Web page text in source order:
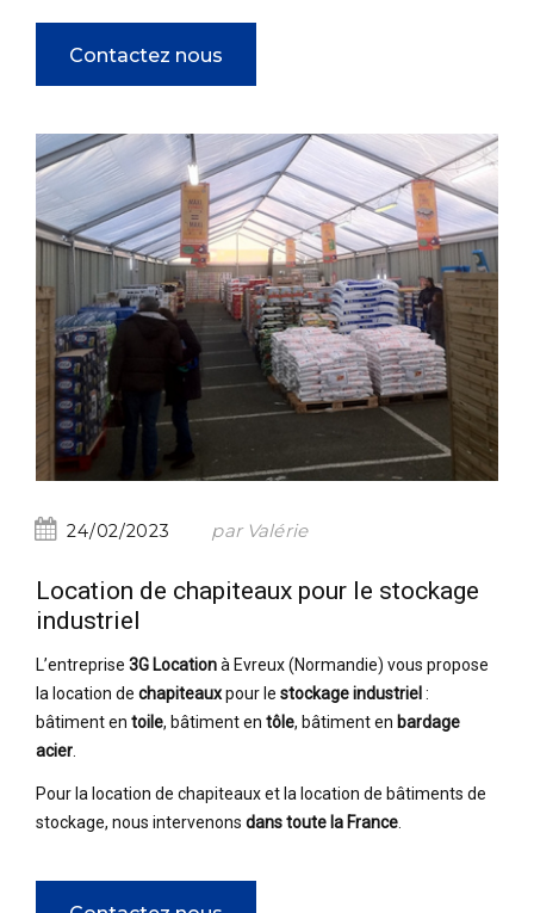
Contactez nous
24/02/2023 par Valérie
Location de chapiteaux pour le stockage
industriel
L’entreprise 3G Locationà Evreux (Normandie) vous propose
la location de chapiteauxpour le stockage industriel :
bâtiment en toile, bâtiment en tôle, bâtiment en bardage
acier
Pour la location de chapiteaux et la location de bâtiments de
stockage, nous intervenons dans toute la France